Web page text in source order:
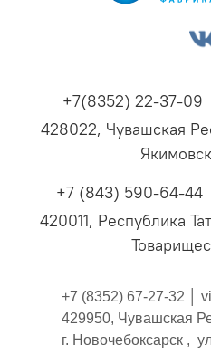
+7(8352) 22-37-09
428022, Чувашская
+7 (843) 590-64-44
420011, Республика
+7 (8352) 67-27-32 │
429950, Чувашская
г. Новочебоксарск ,